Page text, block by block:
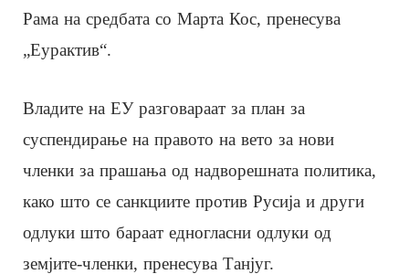
Рама на средбата со Марта Кос, пренесува
„Еурактив“.
Владите на ЕУ разговараат за план за
суспендирање на правото на вето за нови
членки за прашања од надворешната политика,
како што се санкциите против Русија и други
одлуки што бараат едногласни одлуки од
земјите-членки, пренесува Танјуг.